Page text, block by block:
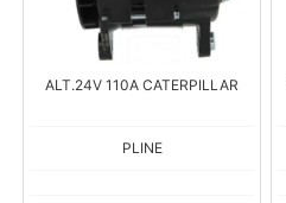
ALT.24V 110A CATERPILLAR
PLINE